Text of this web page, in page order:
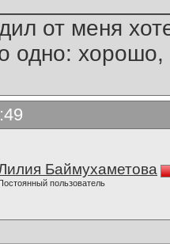
от меня
одно:
Баймухаметова
пользователь